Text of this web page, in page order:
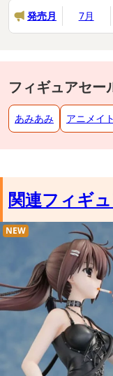
発売月 7月
フィギュアセー
あみあみ アニメイト
関連フィギ
NEW